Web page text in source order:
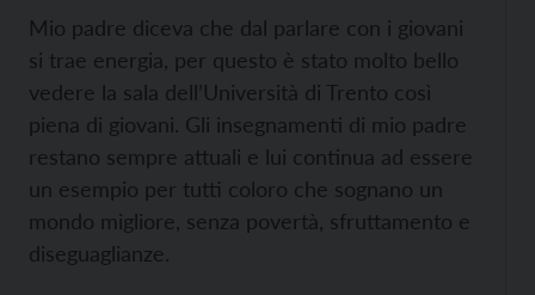
Mio padre diceva che dal parlare con i giovani
si trae energia, per questo è stato molto bello
vedere la sala dell’Università di Trento così
piena di giovani. Gli insegnamenti di mio padre
restano sempre attuali e lui continua ad essere
un esempio per tutti coloro che sognano un
mondo migliore, senza povertà, sfruttamento e
diseguaglianze.